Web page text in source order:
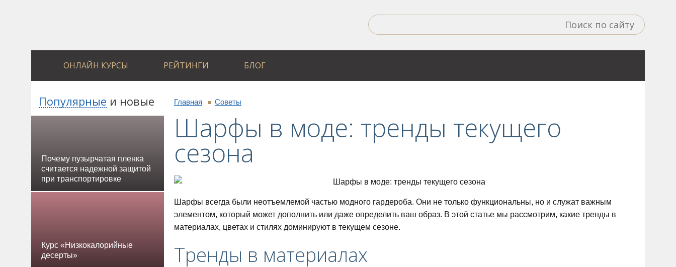
ОНЛАЙН КУРСЫ РЕЙТИНГИ БЛОГ
Главная Советы
Шарфы в моде: тренды текущего
сезона
Шарфы всегда были неотъемлемой частью модного гардероба. Они не только функциональны, но и служат важным
элементом, который может дополнить или даже определить ваш образ. В этой статье мы рассмотрим, какие тренды в
материалах, цветах и стилях доминируют в текущем сезоне.
Тренды в материалах
Популярные и новые
Почему пузырчатая пленка
считается надежной защитой
при транспортировке
Курс «Низкокалорийные
десерты»